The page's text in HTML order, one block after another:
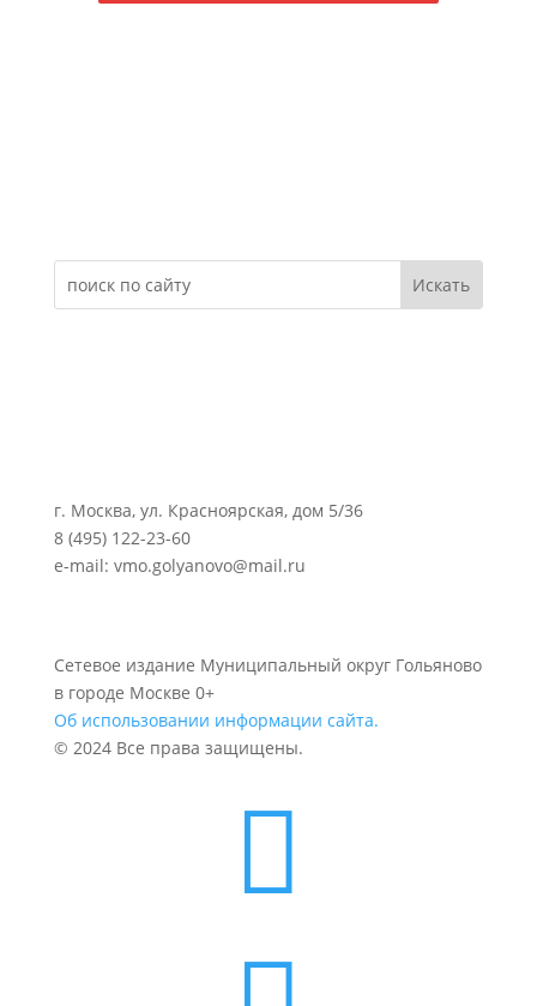
г. Москва, ул. Красноярская, дом 5/36
8 (495) 122-23-60
e-mail: vmo.golyanovo@mail.ru
Сетевое издание Муниципальный округ Гольяново
в городе Москве 0+
Об использовании информации сайта.
© 2024 Все права защищены.
